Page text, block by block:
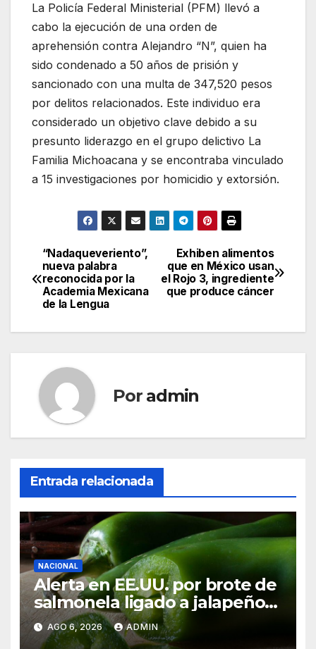
La Policía Federal Ministerial (PFM) llevó a
cabo la ejecución de una orden de
aprehensión contra Alejandro “N”, quien ha
sido condenado a 50 años de prisión y
sancionado con una multa de 347,520 pesos
por delitos relacionados. Este individuo era
considerado un objetivo clave debido a su
presunto liderazgo en el grupo delictivo La
Familia Michoacana y se encontraba vinculado
a 15 investigaciones por homicidio y extorsión.
Navegación
de
entradas
Exhiben alimentos
que en México usan
el Rojo 3, ingrediente
que produce cáncer
“Nadaqueveriento”,
nueva palabra
reconocida por la
Academia Mexicana
de la Lengua
Por admin
Entrada relacionada
NACIONAL
Alerta en EE.UU. por brote de
salmonela ligado a jalapeños
mexicanos; reportan 345
casos
AGO 6, 2026 ADMIN